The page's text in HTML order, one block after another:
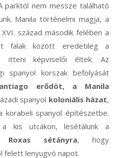
parktól nem messze található
Manila történelmi magja, a
század második felében a
falak között eredetileg a
itteni képviselői éltek. Az
spanyol korszak befolyását
erődöt, a Manila
spanyol koloniális házat,
korabeli spanyol építészetbe.
kis utcákon, lesétálunk a
Roxas sétányra, hogy
felett lenyugvó napot.